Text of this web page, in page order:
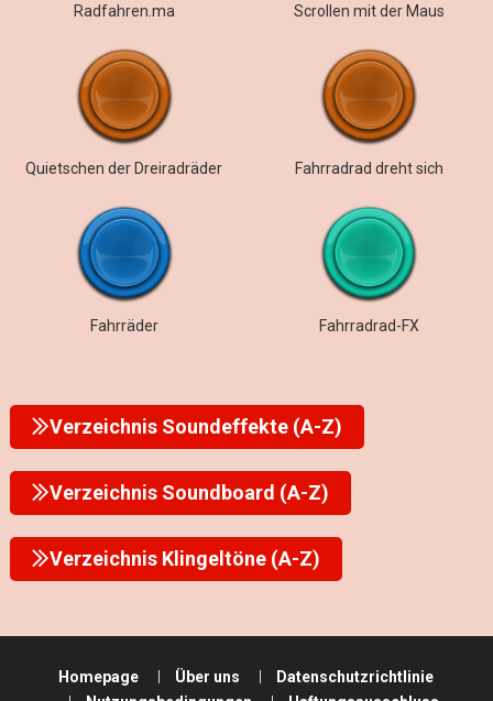
Radfahren.ma Scrollen mit der Maus
Quietschen der Dreiradräder Fahrradrad dreht sich
Fahrräder Fahrradrad-FX
Verzeichnis Soundeffekte (A-Z)
Verzeichnis Soundboard (A-Z)
Verzeichnis Klingeltöne (A-Z)
Homepage Über uns
Datenschutzrichtlinie